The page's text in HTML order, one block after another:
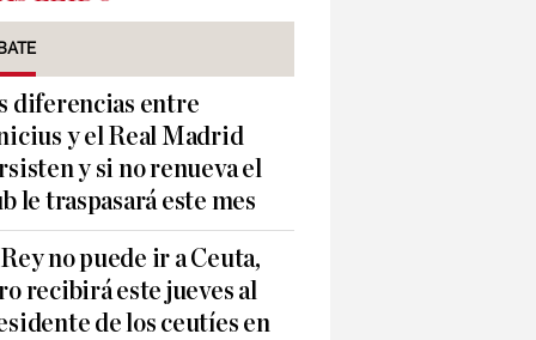
diferencias entre
y el Real Madrid
y si no renueva el
le traspasará este mes
no puede ir a Ceuta,
recibirá este jueves al
de los ceutíes en